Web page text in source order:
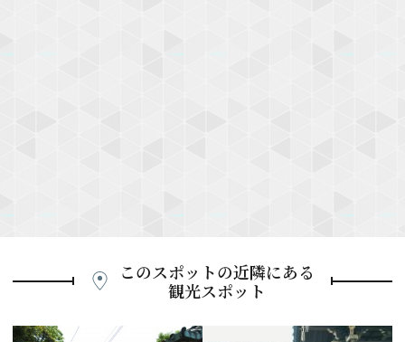
このスポットの近隣にある
観光スポット